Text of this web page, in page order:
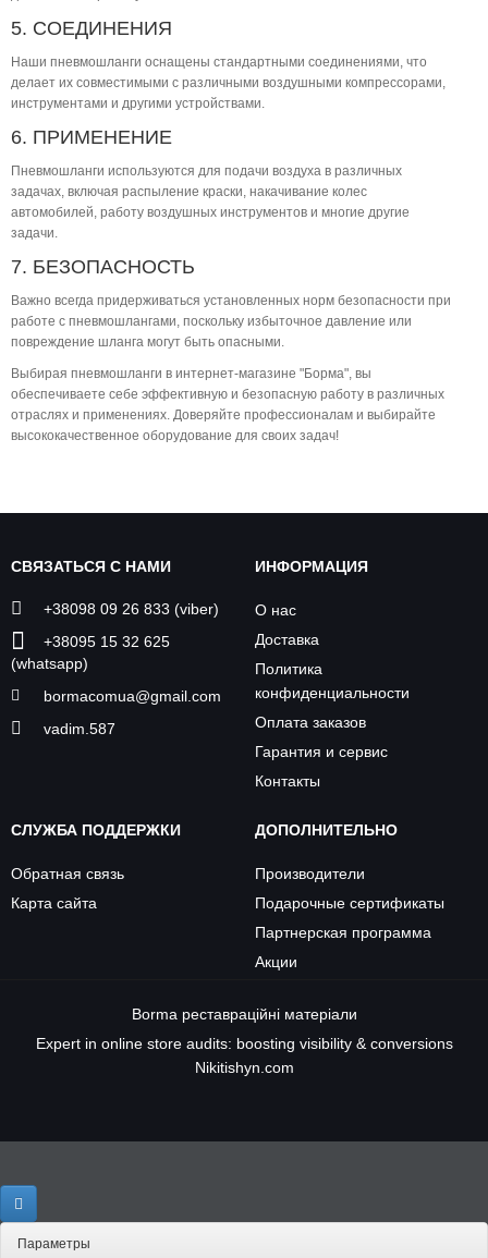
5. СОЕДИНЕНИЯ
Наши пневмошланги оснащены стандартными соединениями, что
делает их совместимыми с различными воздушными компрессорами,
инструментами и другими устройствами.
6. ПРИМЕНЕНИЕ
Пневмошланги используются для подачи воздуха в различных
задачах, включая распыление краски, накачивание колес
автомобилей, работу воздушных инструментов и многие другие
задачи.
7. БЕЗОПАСНОСТЬ
Важно всегда придерживаться установленных норм безопасности при
работе с пневмошлангами, поскольку избыточное давление или
повреждение шланга могут быть опасными.
Выбирая пневмошланги в интернет-магазине "Борма", вы
обеспечиваете себе эффективную и безопасную работу в различных
отраслях и применениях. Доверяйте профессионалам и выбирайте
высококачественное оборудование для своих задач!
СВЯЗАТЬСЯ С НАМИ
+38098 09 26 833 (viber)
+38095 15 32 625
(whatsapp)
bormacomua@gmail.com
vadim.587
ИНФОРМАЦИЯ
О нас
Доставка
Политика
конфиденциальности
Оплата заказов
Гарантия и сервис
Контакты
СЛУЖБА ПОДДЕРЖКИ
Обратная связь
Карта сайта
ДОПОЛНИТЕЛЬНО
Производители
Подарочные сертификаты
Партнерская программа
Акции
Borma реставраційні матеріали
Expert in online store audits: boosting visibility & conversions
Nikitishyn.com
Параметры